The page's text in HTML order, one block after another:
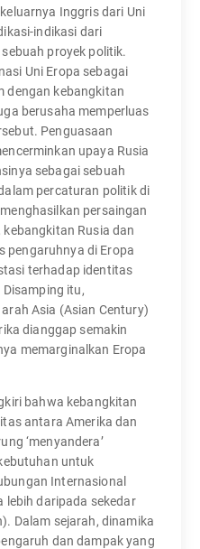
Inggris dari Uni
indikasi dari
proyek politik.
Uni Eropa sebagai
dengan kebangkitan
berusaha memperluas
Penguasaan
upaya Rusia
sebagai sebuah
percaturan politik di
persaingan
Rusia dan
pengaruhnya di Eropa
terhadap identitas
itu,
Asia (Asian Century)
dianggap semakin
memarginalkan Eropa
bahwa kebangkitan
antara Amerika dan
‘menyandera’
untuk
Internasional
lebih daripada sekedar
Dalam sejarah, dinamika
dan dampak yang